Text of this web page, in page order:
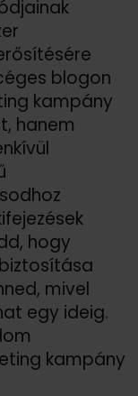
blogon
kampány
hanem
hogy
mivel
egy ideig.
kampány